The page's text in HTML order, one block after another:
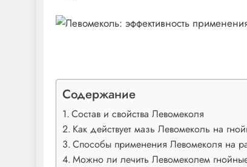
Содержание
Состав и свойства Левомеколя
Как действует мазь Левомеколь на
Способы применения Левомеколя на
Можно ли лечить Левомеколем